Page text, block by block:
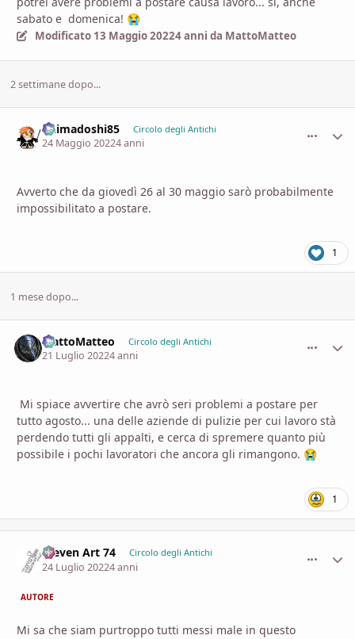
sabato e domenica! 😭
Modificato 13 Maggio 20224 anni da MattoMatteo
2 settimane dopo...
Daimadoshi85 Circolo degli Antichi
24 Maggio 20224 anni
Avverto che da giovedì 26 al 30 maggio sarò probabilmente
impossibilitato a postare.
1
1 mese dopo...
MattoMatteo Circolo degli Antichi
21 Luglio 20224 anni
Mi spiace avvertire che avrò seri problemi a postare per
tutto agosto... una delle aziende di pulizie per cui lavoro stà
perdendo tutti gli appalti, e cerca di spremere quanto più
possibile i pochi lavoratori che ancora gli rimangono. 😭
1
Steven Art 74 Circolo degli Antichi
24 Luglio 20224 anni
AUTORE
Mi sa che siam purtroppo tutti messi male in questo